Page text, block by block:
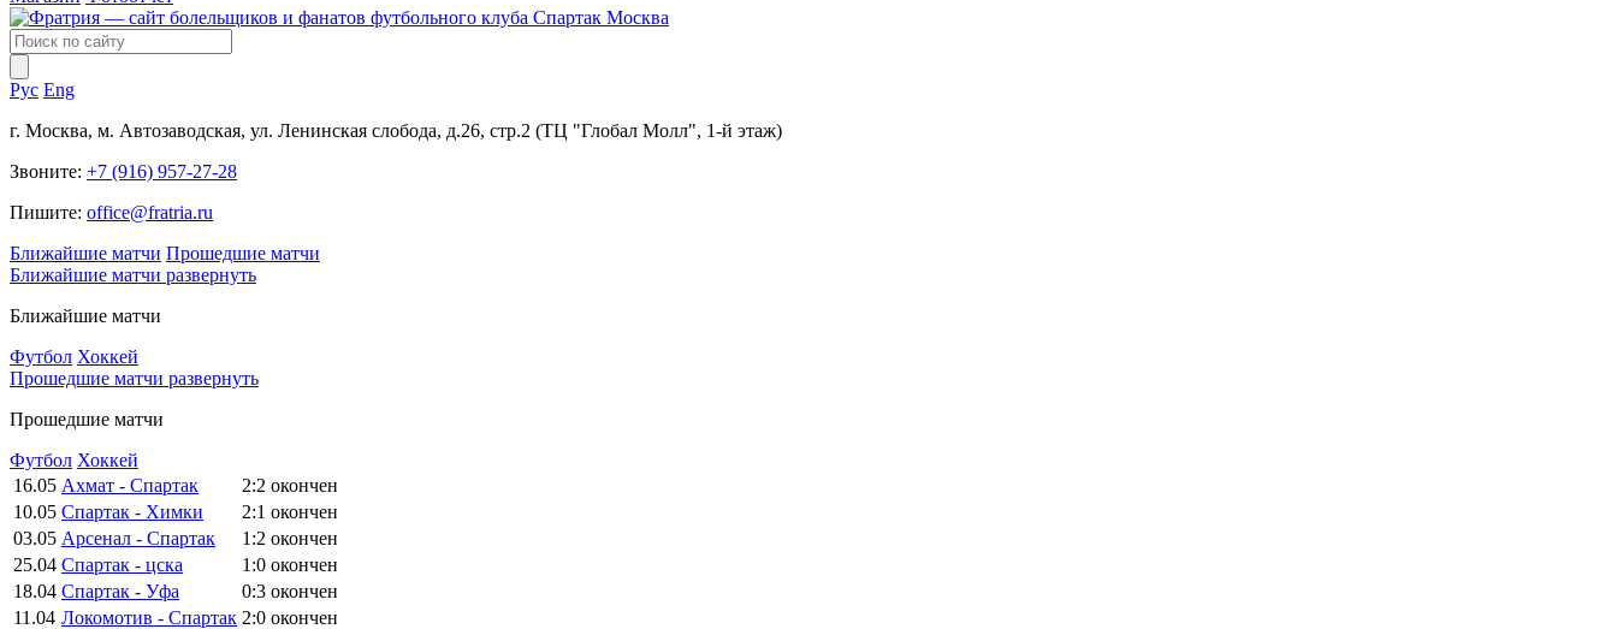
Рус Eng
г. Москва, м. Автозаводская, ул. Ленинская слобода, д.26, стр.2 (ТЦ "Глобал Молл", 1-й этаж)
Звоните: +7 (916) 957-27-28
Пишите: office@fratria.ru
Ближайшие матчи Прошедшие матчи
Ближайшие матчи развернуть
Ближайшие матчи
Футбол Хоккей
Прошедшие матчи развернуть
Прошедшие матчи
Футбол Хоккей
16.05 Ахмат - Спартак 2:2 окончен
10.05 Спартак - Химки 2:1 окончен
03.05 Арсенал - Спартак 1:2 окончен
25.04 Спартак - цска 1:0 окончен
18.04 Спартак - Уфа 0:3 окончен
11.04 Локомотив - Спартак 2:0 окончен